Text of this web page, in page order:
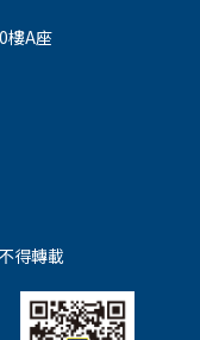
樓A座
得轉載